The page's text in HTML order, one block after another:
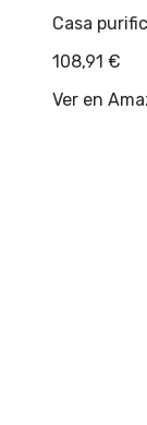
Casa
108,91 €
Ver en